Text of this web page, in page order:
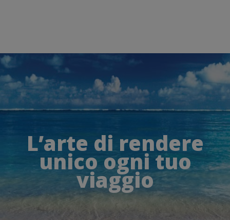
L’arte di rendere
unico ogni tuo
viaggio